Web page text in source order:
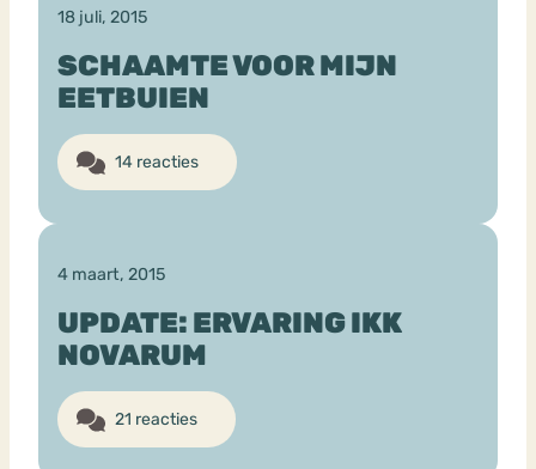
18 juli, 2015
SCHAAMTE VOOR MIJN
EETBUIEN
14 reacties
4 maart, 2015
UPDATE: ERVARING IKK
NOVARUM
21 reacties